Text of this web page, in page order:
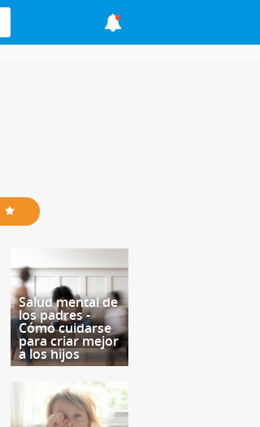
Salud mental de
los padres -
Cómo cuidarse
para criar mejor
a los hijos